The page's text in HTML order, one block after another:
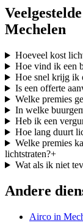
Mechelen
Hoeveel kost
Hoe vind ik een
Hoe snel krijg ik
Is een offerte
Welke premies
In welke
Heb ik een
Hoe lang duurt
Welke premies
lichtstraten?+
Wat als ik niet
Andere
Airco in